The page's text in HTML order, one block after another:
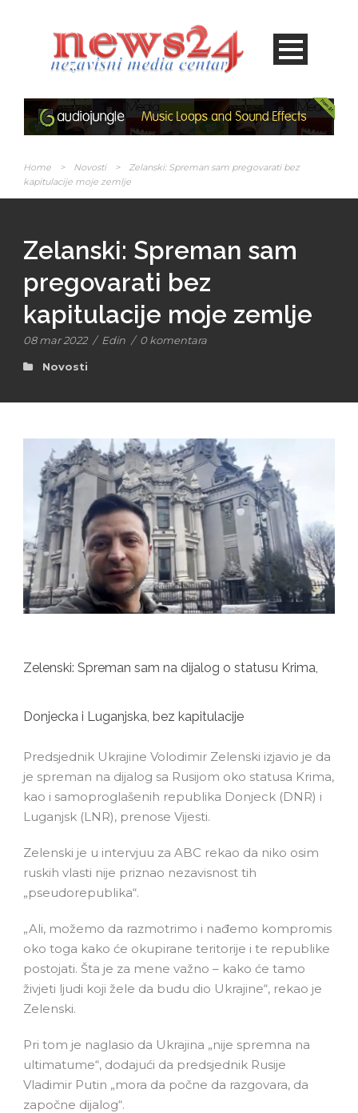
Home > Novosti >
Zelanski: Spreman sam pregovarati bez
kapitulacije moje zemlje
Zelanski: Spreman sam
pregovarati bez
kapitulacije moje zemlje
08 mar 2022 / Edin / 0 komentara
Novosti
Zelenski: Spreman sam na dijalog o statusu Krima,
Donjecka i Luganjska, bez kapitulacije
Predsjednik Ukrajine Volodimir Zelenski izjavio je da
je spreman na dijalog sa Rusijom oko statusa Krima,
kao i samoproglašenih republika Donjeck (DNR) i
Luganjsk (LNR), prenose Vijesti.
Zelenski je u intervjuu za ABC rekao da niko osim
ruskih vlasti nije priznao nezavisnost tih
„pseudorepublika“.
„Ali, možemo da razmotrimo i nađemo kompromis
oko toga kako će okupirane teritorije i te republike
postojati. Šta je za mene važno – kako će tamo
živjeti ljudi koji žele da budu dio Ukrajine“, rekao je
Zelenski.
Pri tom je naglasio da Ukrajina „nije spremna na
ultimatume“, dodajući da predsjednik Rusije
Vladimir Putin „mora da počne da razgovara, da
započne dijalog“.